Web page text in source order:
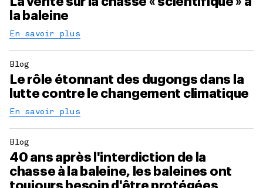
la baleine
En savoir plus
Blog
Le rôle étonnant des dugongs dans la
lutte contre le changement climatique
En savoir plus
Blog
40 ans après l'interdiction de la
chasse à la baleine, les baleines ont